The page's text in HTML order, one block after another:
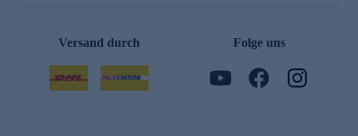
Versand durch Folge uns